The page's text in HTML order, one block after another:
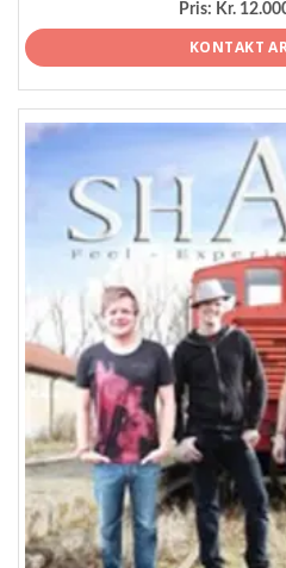
Pris: Kr.
KONTAKT